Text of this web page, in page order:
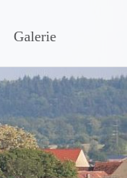
Galerie